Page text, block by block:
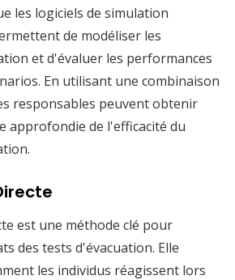
les logiciels de simulation
de modéliser les
et d'évaluer les performances
En utilisant une combinaison
responsables peuvent obtenir
approfondie de l'efficacité du
est une méthode clé pour
des tests d'évacuation. Elle
les individus réagissent lors